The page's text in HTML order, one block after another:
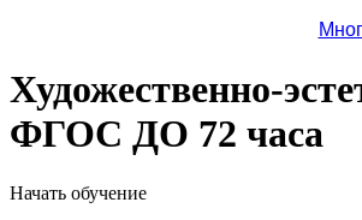
Художественно-
ФГОС ДО 72 часа
Начать обучение